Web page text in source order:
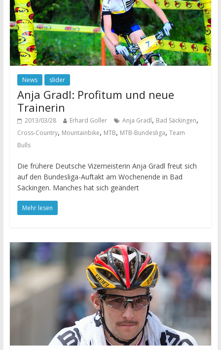
News slider
Anja Gradl: Profitum und neue
Trainerin
2013/03/28 Erhard Goller Anja Gradl, Bad Säckingen,
Cross-Country, Mountainbike, MTB, MTB-Bundesliga, Team
Bulls
Die frühere Deutsche Vizemeisterin Anja Gradl freut sich
auf den Bundesliga-Auftakt am Wochenende in Bad
Säckingen. Manches hat sich geändert
Mehr lesen